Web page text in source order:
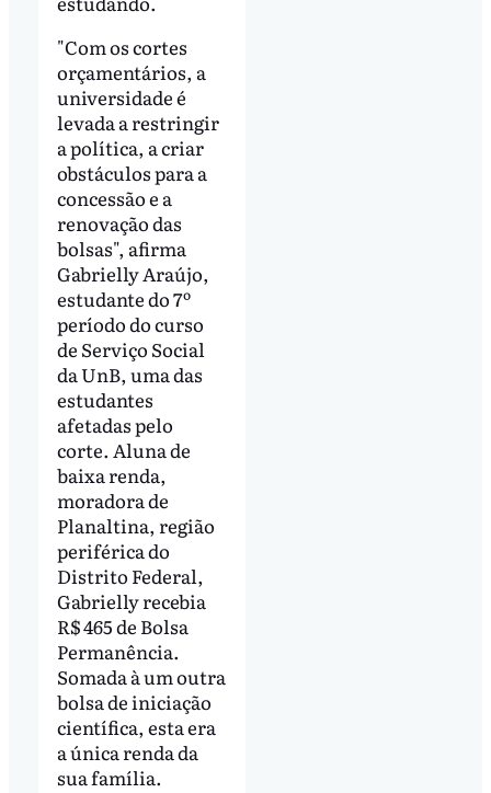
"Com os cortes
orçamentários, a
universidade é
levada a restringir
a política, a criar
obstáculos para a
concessão e a
renovação das
bolsas", afirma
Gabrielly Araújo,
estudante do 7º
período do curso
de Serviço Social
da UnB, uma das
estudantes
afetadas pelo
corte. Aluna de
baixa renda,
moradora de
Planaltina, região
periférica do
Distrito Federal,
Gabrielly recebia
R$ 465 de Bolsa
Permanência.
Somada à um outra
bolsa de iniciação
científica, esta era
a única renda da
sua família.